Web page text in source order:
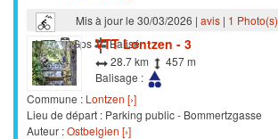
Mis à jour le 30/03/2026 | avis| 1 Photo(s)
VTT
Gps Balisé
VTT Lontzen - 3
28.7 km
457 m
Balisage :
Commune : Lontzen [›]
Lieu de départ : Parking public - Bommertzgasse
Auteur :Ostbelgien [›]